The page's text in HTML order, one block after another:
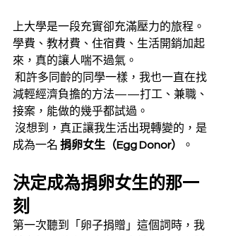
上大學是一段充實卻充滿壓力的旅程。
學費、教材費、住宿費、生活開銷加起
來，真的讓人喘不過氣。
減輕經濟負擔的方法——打工、兼職、
接案，能做的幾乎都試過。
成為一名 捐卵女生（Egg Donor） 。
決定成為捐卵女生的那一
刻
第一次聽到「卵子捐贈」這個詞時，我